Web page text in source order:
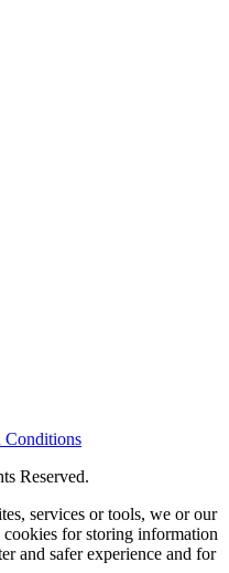
Conditions
Reserved.
services or tools, we or our
cookies for storing information
and safer experience and for